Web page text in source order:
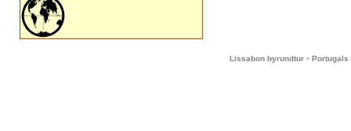
Lissabon byrundtur - Portugals